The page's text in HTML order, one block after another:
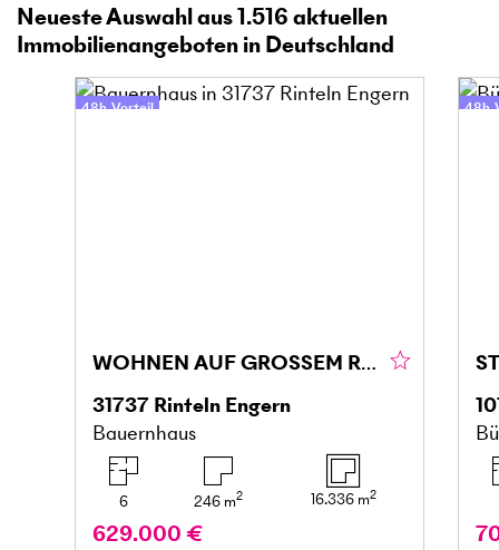
Neueste Auswahl aus1.516aktuellen
Immobilienangeboten in Deutschland
48h-Vorteil
WOHNEN AUF GROSSEM RESTHOF IM WESERBERGLAND
31737 Rinteln Engern
Bauernhaus
6 246m2 16.336m2
629.000 €
48h-